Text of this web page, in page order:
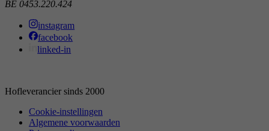
BE 0453.220.424
instagram
facebook
linked-in
Hofleverancier sinds 2000
Cookie-instellingen
Algemene voorwaarden